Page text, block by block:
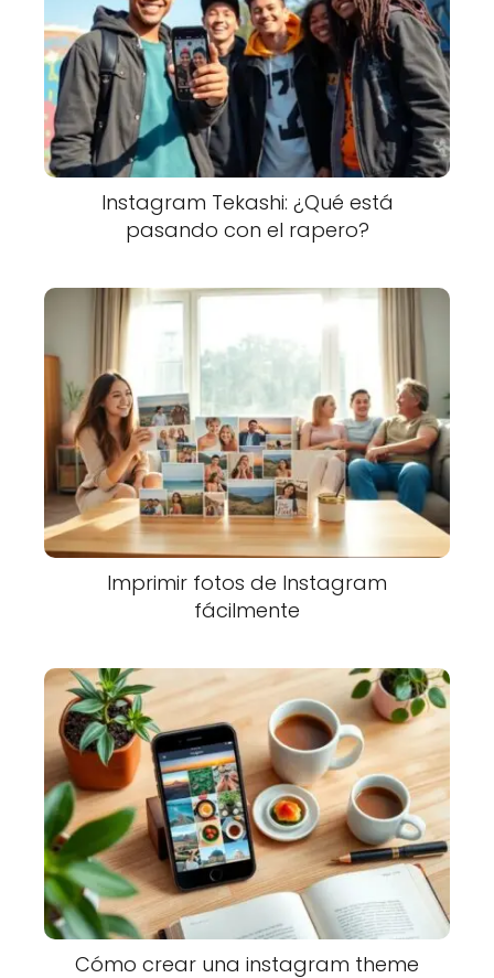
Instagram Tekashi: ¿Qué está
pasando con el rapero?
Imprimir fotos de Instagram
fácilmente
Cómo crear una instagram theme